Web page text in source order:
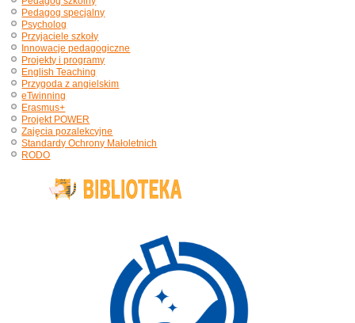
Pedagog specjalny
Psycholog
Przyjaciele szkoły
Innowacje pedagogiczne
Projekty i programy
English Teaching
Przygoda z angielskim
eTwinning
Erasmus+
Projekt POWER
Zajęcia pozalekcyjne
Standardy Ochrony Małoletnich
RODO